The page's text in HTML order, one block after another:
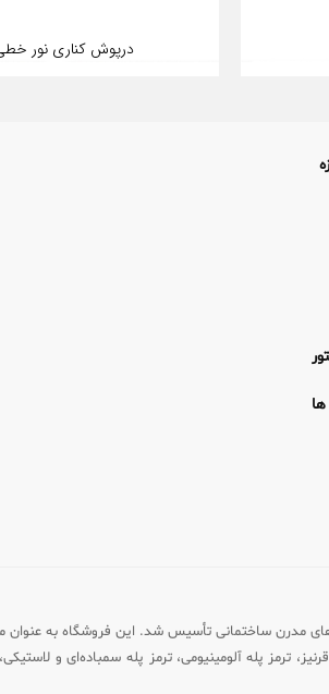
درپوش کناری نور
و مطمئن برای تأمین نیازهای مدرن ساختمانی تأسیس شد.
پله آلومینیومی، ترمز پله سمباده‌ای و